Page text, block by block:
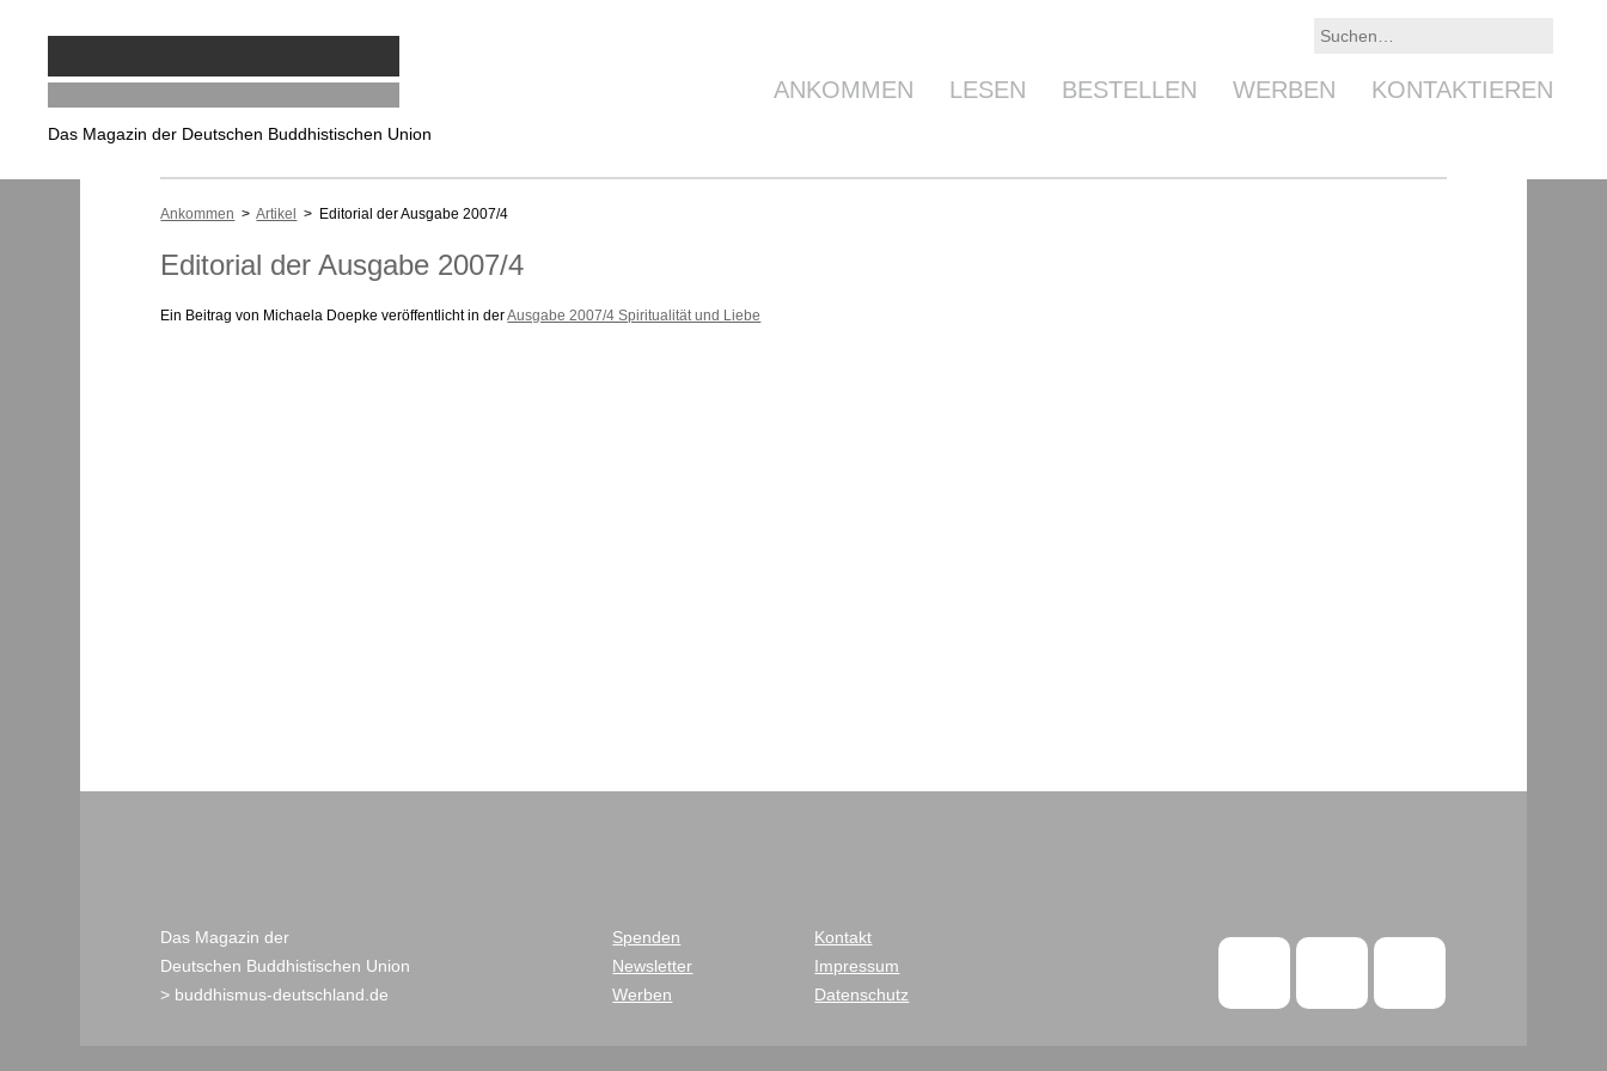
Das Magazin der Deutschen Buddhistischen Union
ANKOMMEN LESEN BESTELLEN WERBEN KONTAKTIEREN
Ankommen >Artikel > Editorial der Ausgabe 2007/4
Editorial der Ausgabe 2007/4
Ein Beitrag von Michaela Doepke veröffentlicht in derAusgabe 2007/4 Spiritualität und Liebe
Das Magazin der
Deutschen Buddhistischen Union
> buddhismus-deutschland.de
Spenden
Newsletter
Werben
Kontakt
Impressum
Datenschutz